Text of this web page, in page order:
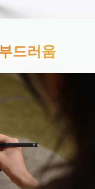
드러움